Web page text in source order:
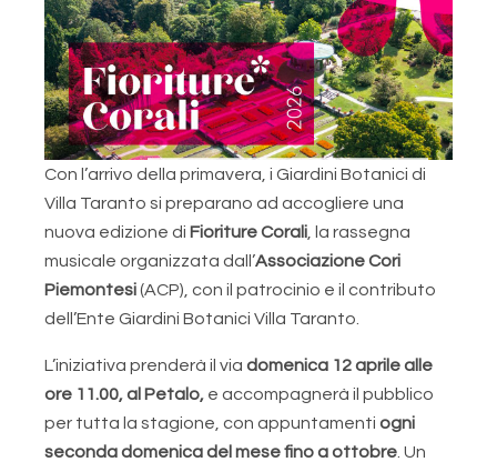
Con l’arrivo della primavera, i Giardini Botanici di
Villa Taranto si preparano ad accogliere una
nuova edizione di Fioriture Corali , la rassegna
musicale organizzata dall’Associazione Cori
Piemontesi(ACP), con il patrocinio e il contributo
dell’Ente Giardini Botanici Villa Taranto.
L’iniziativa prenderà il via domenica 12 aprile alle
ore 11.00, al Petalo, e accompagnerà il pubblico
per tutta la stagione, con appuntamenti ogni
seconda domenica del mese fino a ottobre . Un